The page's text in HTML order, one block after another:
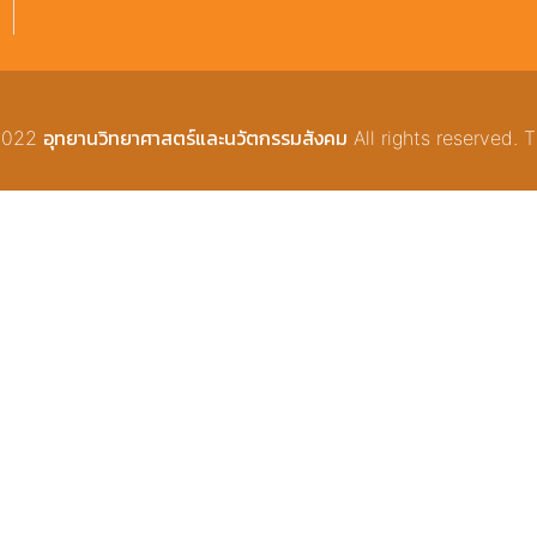
อุทยานวิทยาศาสตร์และนวัตกรรมสังคม All rights reserved.